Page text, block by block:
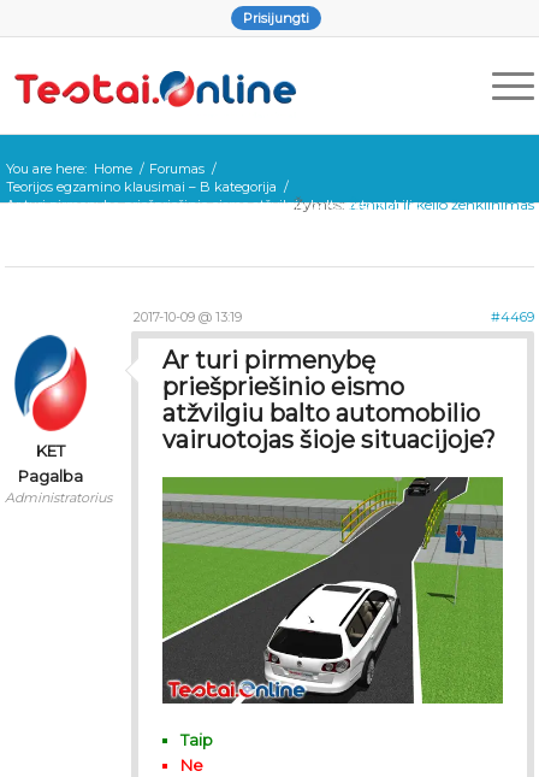
Prisijungti
You are here: Home / Forumas /
Teorijos egzamino klausimai – B kategorija /
Ar turi pirmenybę priešpriešinio eismo atžvilgiu balto automobilio
Žymos:Ženklai ir kelio ženklinimas
2017-10-09 @ 13:19 #4469
KET
Pagalba
Administratorius
Ar turi pirmenybę
priešpriešinio eismo
atžvilgiu balto automobilio
vairuotojas šioje situacijoje?
Taip
Ne